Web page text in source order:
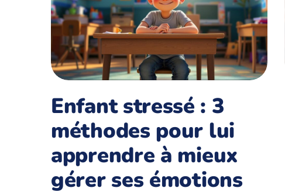
Enfant stressé : 3
méthodes pour lui
apprendre à mieux
gérer ses émotions